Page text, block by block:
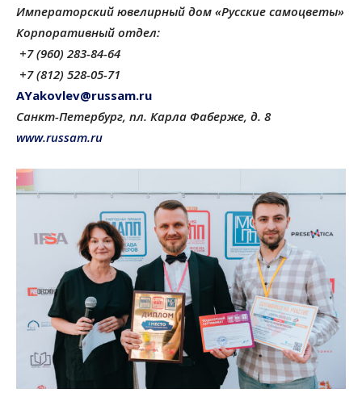
Императорский ювелирный дом «Русские самоцветы»
Корпоративный отдел:
+7 (960) 283-84-64
+7 (812) 528-05-71
AYakovlev@russam.ru
Санкт-Петербург, пл. Карла Фаберже, д. 8
www.russam.ru